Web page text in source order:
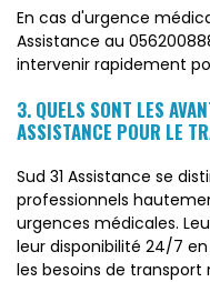
En cas d'urgence
Assistance au
intervenir rapidement
3. QUELS SONT LES
ASSISTANCE POUR LE
Sud 31 Assistance se
professionnels
urgences médicales.
leur disponibilité 24/7
les besoins de